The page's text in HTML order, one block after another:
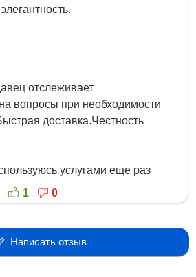
отслеживает
вопросы при необходимости
доставка.Честность
услугами еще раз
1 0
Написать отзыв